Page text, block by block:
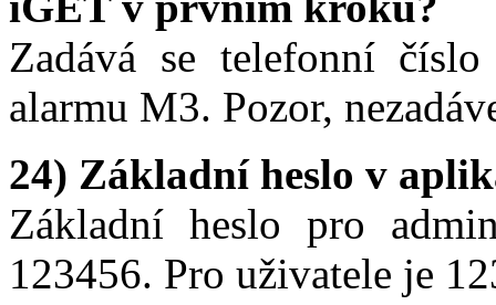
Zadává se telefonní
alarmu M3. Pozor,
24) Základní heslo v
Základní heslo pro
123456. Pro uživatele je